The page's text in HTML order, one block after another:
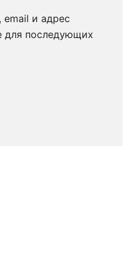
и адрес
для последующих